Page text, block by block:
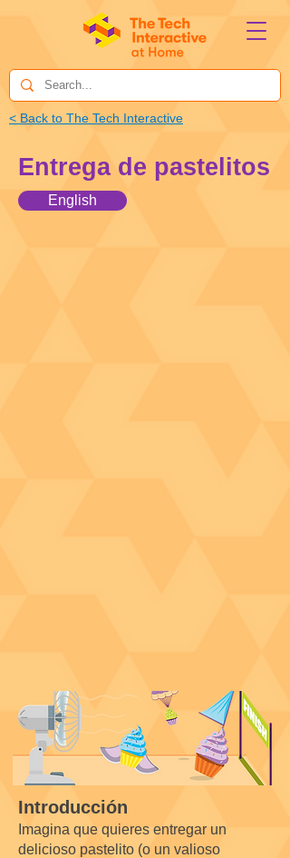
< Back to The Tech Interactive
Entrega de pastelitos
English
Introducción
Imagina que quieres entregar un
delicioso pastelito (o un valioso